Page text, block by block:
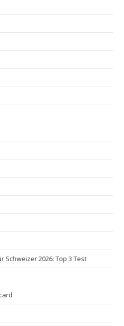
Schweizer 2026: Top 3 Test